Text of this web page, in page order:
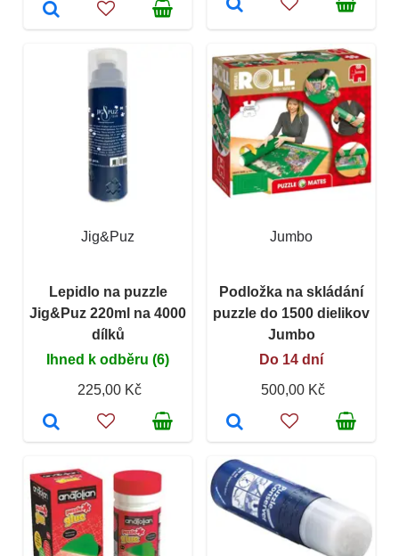
Jig&Puz
Lepidlo na puzzle
Jig&Puz 220ml na 4000
dílků
Ihned k odběru (6)
225,00 Kč
Jumbo
Podložka na skládání
puzzle do 1500 dielikov
Jumbo
Do 14 dní
500,00 Kč